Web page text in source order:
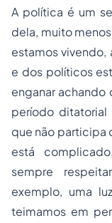
A política é um
dela, muito
estamos vivendo,
e dos políticos
enganar achando
período
que não participa
está
sempre
exemplo, uma
teimamos em